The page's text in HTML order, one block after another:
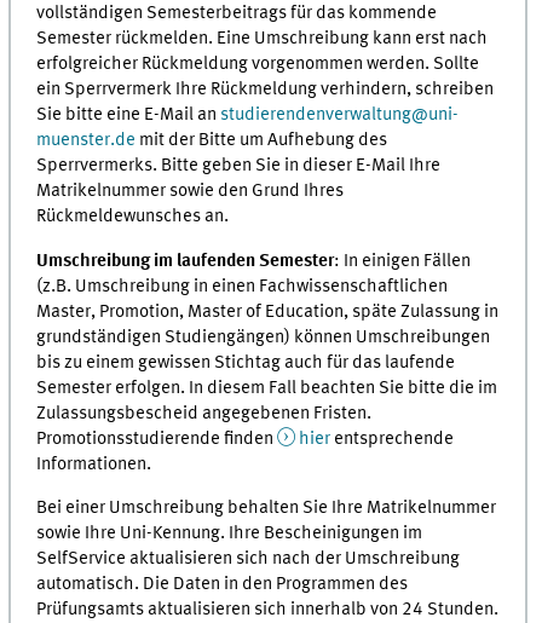
vollständigen Semesterbeitrags für das kommende
Semester rückmelden. Eine Umschreibung kann erst nach
erfolgreicher Rückmeldung vorgenommen werden. Sollte
ein Sperrvermerk Ihre Rückmeldung verhindern, schreiben
Sie bitte eine E-Mail an studierendenverwaltung@uni-
muenster.de mit der Bitte um Aufhebung des
Sperrvermerks. Bitte geben Sie in dieser E-Mail Ihre
Matrikelnummer sowie den Grund Ihres
Rückmeldewunsches an.
Umschreibung im laufenden Semester: In einigen Fällen
(z.B. Umschreibung in einen Fachwissenschaftlichen
Master, Promotion, Master of Education, späte Zulassung in
grundständigen Studiengängen) können Umschreibungen
bis zu einem gewissen Stichtag auch für das laufende
Semester erfolgen. In diesem Fall beachten Sie bitte die im
Zulassungsbescheid angegebenen Fristen.
Promotionsstudierende finden
hier entsprechende
Informationen.
Bei einer Umschreibung behalten Sie Ihre Matrikelnummer
sowie Ihre Uni-Kennung. Ihre Bescheinigungen im
SelfService aktualisieren sich nach der Umschreibung
automatisch. Die Daten in den Programmen des
Prüfungsamts aktualisieren sich innerhalb von 24 Stunden.